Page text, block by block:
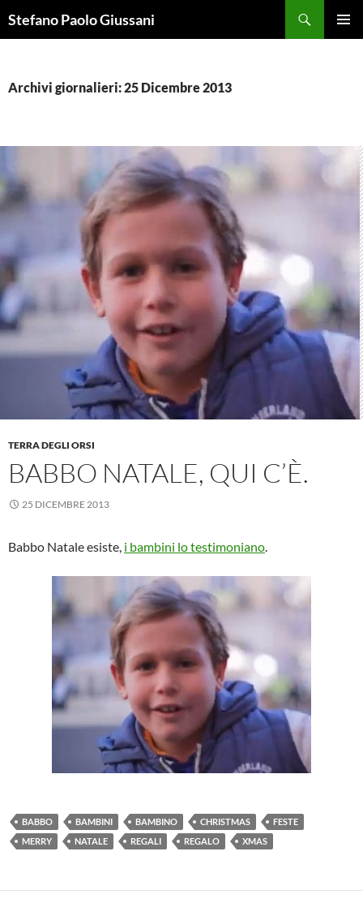
alStefano Paolo Giussani
Archivi giornalieri: 25 Dicembre 2013
TERRA DEGLI ORSI
BABBO NATALE, QUI C’È.
25 DICEMBRE 2013
Babbo Natale esiste, i bambini lo testimoniano.
BABBO BAMBINI BAMBINO CHRISTMAS
FESTE
MERRY
NATALE REGALI REGALO XMAS